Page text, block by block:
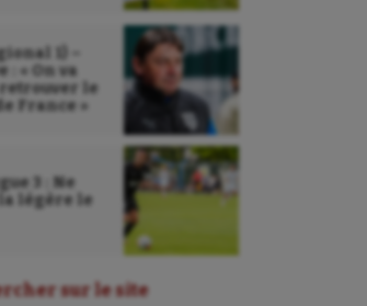
1) –
: « On va
le
France »
3 : Ne
légère le
sur le site